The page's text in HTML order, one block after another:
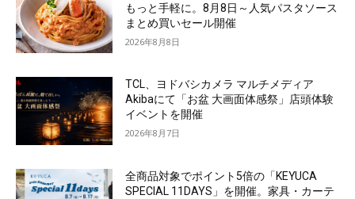
もっと手軽に。8月8日～人気パスタソース
まとめ買いセール開催
2026年8月8日
TCL、ヨドバシカメラ マルチメディア
Akibaにて「お盆 大画面体感祭」店頭体験
イベントを開催
2026年8月7日
全商品対象でポイント5倍の「KEYUCA
SPECIAL 11DAYS」を開催。家具・カーテ